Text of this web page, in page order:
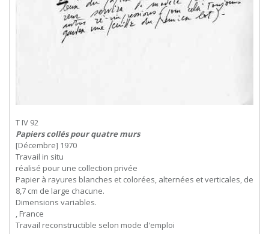
T IV 92
Papiers collés pour quatre murs
[Décembre] 1970
Travail in situ
réalisé pour une collection privée
Papier à rayures blanches et colorées, alternées et verticales, de
8,7 cm de large chacune.
Dimensions variables.
, France
Travail reconstructible selon mode d'emploi